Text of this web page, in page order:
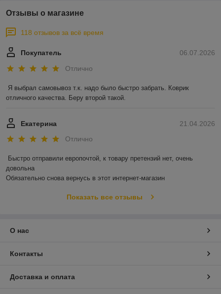
Отзывы о магазине
118 отзывов за всё время
06.07.2026
Покупатель
Отлично
Я выбрал самовывоз т.к. надо было быстро забрать. Коврик
отличного качества. Беру второй такой.
21.04.2026
Екатерина
Отлично
Быстро отправили европочтой, к товару претензий нет, очень
довольна
Обязательно снова вернусь в этот интернет-магазин
Показать все отзывы
О нас
Контакты
Доставка и оплата